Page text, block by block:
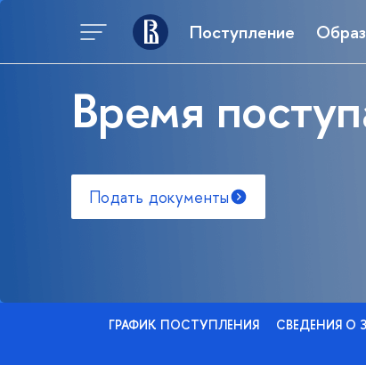
Поступление
Время
Подать документы
ГРАФИК ПОСТУПЛЕНИЯ СВЕДЕНИЯ О